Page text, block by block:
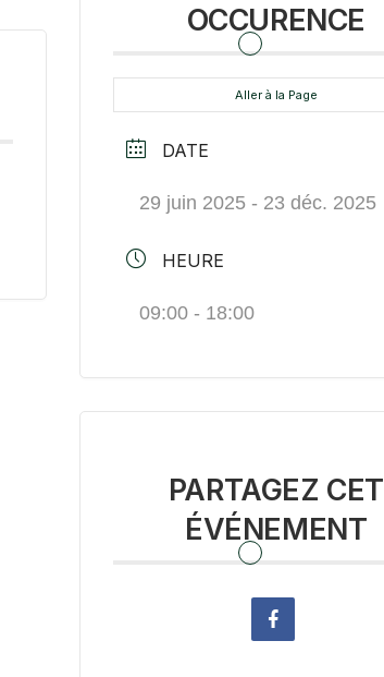
OCCURENCE
Aller à la Page
DATE
29 juin 2025 - 23 déc. 2025
HEURE
09:00 - 18:00
PARTAGEZ CET
ÉVÉNEMENT